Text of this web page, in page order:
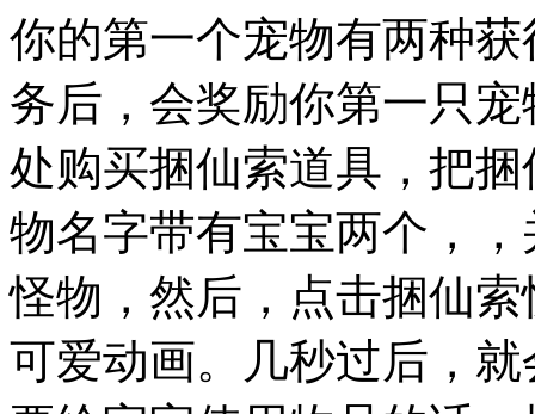
你的第一个宠物有两种
务后，会奖励你第一只
处购买捆仙索道具，把
物名字带有宝宝两个，
怪物，然后，点击捆仙
可爱动画。几秒过后，